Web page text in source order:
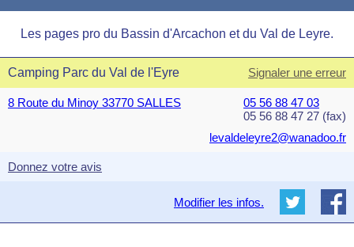
Les pages pro du Bassin d'Arcachon et du Val de Leyre.
Camping Parc du Val de l'Eyre Signaler une erreur
8 Route du Minoy 33770 SALLES
05 56 88 47 03
05 56 88 47 27 (fax)
levaldeleyre2@wanadoo.fr
Donnez votre avis
Modifier les infos.